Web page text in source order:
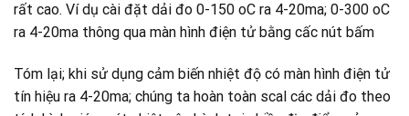
rất cao. Ví dụ cài đặt dải đo 0-150 oC ra 4-20ma; 0-300 oC
ra 4-20ma thông qua màn hình điện tử bằng cấc nút bấm
Tóm lại; khi sử dụng cảm biến nhiệt độ có màn hình điện tử
tín hiệu ra 4-20ma; chúng ta hoàn toàn scal các dải đo theo